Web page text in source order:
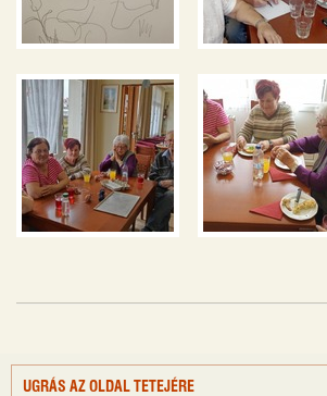
UGRÁS AZ OLDAL TETEJÉRE